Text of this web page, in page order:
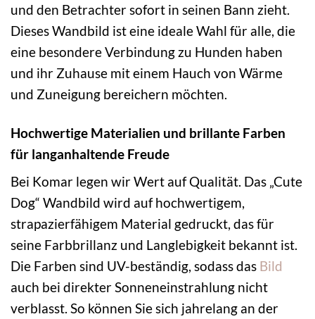
und den Betrachter sofort in seinen Bann zieht.
Dieses Wandbild ist eine ideale Wahl für alle, die
eine besondere Verbindung zu Hunden haben
und ihr Zuhause mit einem Hauch von Wärme
und Zuneigung bereichern möchten.
Hochwertige Materialien und brillante Farben
für langanhaltende Freude
Bei Komar legen wir Wert auf Qualität. Das „Cute
Dog“ Wandbild wird auf hochwertigem,
strapazierfähigem Material gedruckt, das für
seine Farbbrillanz und Langlebigkeit bekannt ist.
Die Farben sind UV-beständig, sodass das Bild
auch bei direkter Sonneneinstrahlung nicht
verblasst. So können Sie sich jahrelang an der